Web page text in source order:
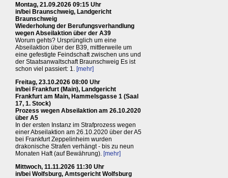
Montag, 21.09.2026 09:15 Uhr
in/bei Braunschweig, Landgericht
Braunschweig
Wiederholung der Berufungsverhandlung
wegen Abseilaktion über der A39
Worum gehts? Ursprünglich um eine
Abseilaktion über der B39, mittlerweile um
eine gefestigte Feindschaft zwischen uns und
der Staatsanwaltschaft Braunschweig Es ist
schon viel passiert: 1. [mehr]
Freitag, 23.10.2026 08:00 Uhr
in/bei Frankfurt (Main), Landgericht
Frankfurt am Main, Hammelsgasse 1 (Saal
17, 1. Stock)
Prozess wegen Abseilaktion am 26.10.2020
über A5
In der ersten Instanz im Strafprozess wegen
einer Abseilaktion am 26.10.2020 über der A5
bei Frankfurt Zeppelinheim wurden
drakonische Strafen verhängt - bis zu neun
Monaten Haft (auf Bewährung). [mehr]
Mittwoch, 11.11.2026 11:30 Uhr
in/bei Wolfsburg, Amtsgericht Wolfsburg